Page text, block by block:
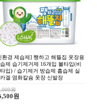
조이수 3차 살균 정제수 증류수 20
터 지게차 배터리 화장품 약국 의료
18,000원